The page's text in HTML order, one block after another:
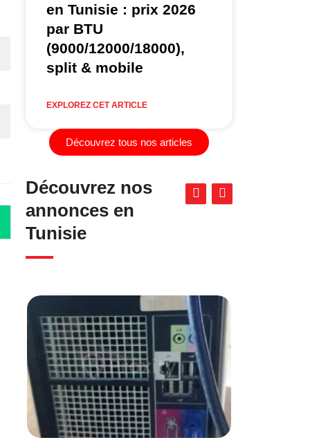
en Tunisie : prix 2026
par BTU
(9000/12000/18000),
split & mobile
EXPLOREZ CET ARTICLE
Découvrez tous nos articles
Découvrez nos
annonces en
Tunisie